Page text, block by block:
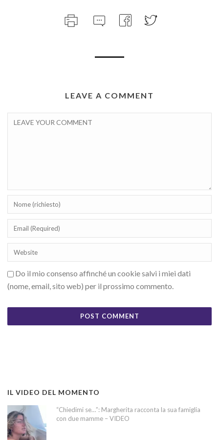
LEAVE A COMMENT
Do il mio consenso affinché un cookie salvi i miei dati
(nome, email, sito web) per il prossimo commento.
IL VIDEO DEL MOMENTO
“Chiedimi se…”: Margherita racconta la sua famiglia
con due mamme – VIDEO